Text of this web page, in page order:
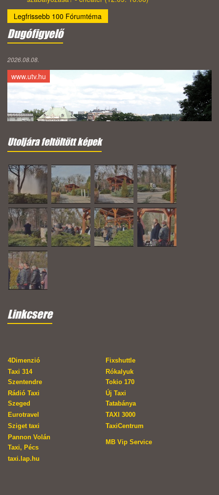
Legfrissebb 100 Fórumtéma
Dugófigyelő
2026.08.08.
www.utv.hu
Utoljára feltöltött képek
Linkcsere
4Dimenzió
Fixshuttle
Taxi 314
Szentendre
Rókalyuk
Tokio 170
Rádió Taxi
Szeged
Új Taxi
Tatabánya
Eurotravel
TAXI 3000
Sziget taxi
TaxiCentrum
Pannon Volán
Taxi, Pécs
MB Vip Service
taxi.lap.hu